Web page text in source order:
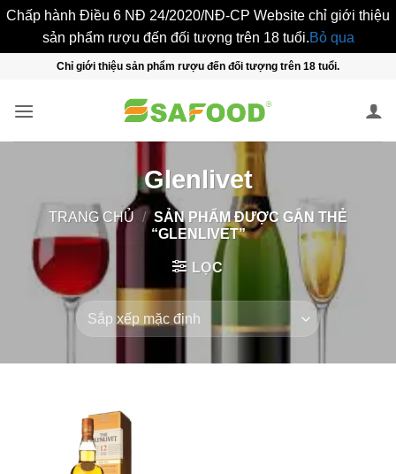
Chấp hành Điều 6 NĐ 24/2020/NĐ-CP Website chỉ giới thiệu
sản phẩm rượu đến đối tượng trên 18 tuổi.Bỏ qua
nội
Chỉ giới thiệu sản phẩm rượu đến đối tượng trên 18 tuổi.
Glenlivet
TRANG CHỦ / SẢN PHẨM ĐƯỢC GẮN THẺ
“GLENLIVET”
LỌC